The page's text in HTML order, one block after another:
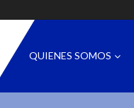
QUIENES SOMOS